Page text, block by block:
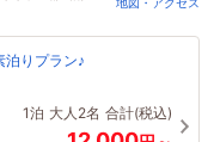
りプラン♪
1泊 大人2名 合計(税込)